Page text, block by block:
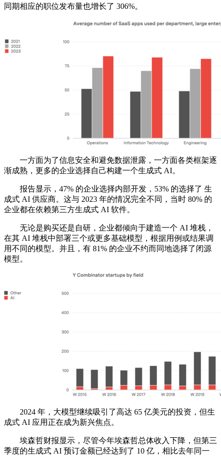
同期相应的职位发布量也增长了 306%。
一方面为了信息安全和避免数据泄露，一方面各类框架逐
渐成熟，更多的企业选择自己构建一个生成式 AI。
报告显示，47% 的企业选择内部开发，53% 的选择了 生
成式 AI 供应商。这与 2023 年的情况完全不同，当时 80% 的
企业都在依赖第三方生成式 AI 软件。
无论是购买还是自研，企业都倾向于建造一个 AI 堆栈，
在其 AI 堆栈中部署三个或更多基础模型，根据用例或结果调
用不同的模型。并且，有 81% 的企业不约而同地选择了闭源
模型。
2024 年，大模型继续吸引了高达 65 亿美元的投资，但生
成式 AI 应用正在成为新兴焦点。
埃森哲财报显示，尽管今年埃森哲总体收入下降，但第三
季度的生成式 AI 预订金额已经达到了 10 亿，相比去年同一